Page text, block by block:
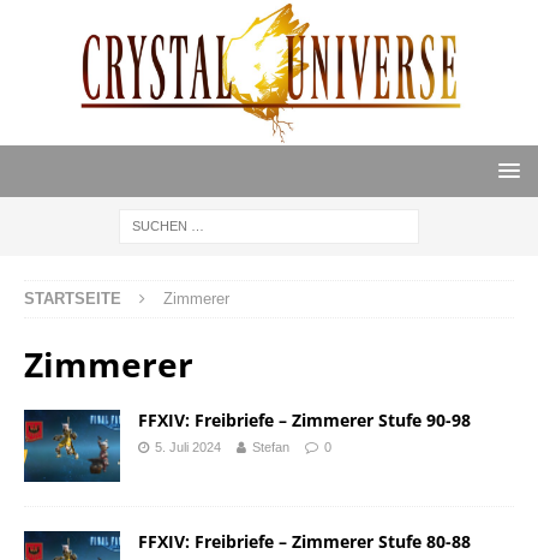
STARTSEITE Zimmerer
Zimmerer
FFXIV: Freibriefe – Zimmerer Stufe 90-98
5. Juli 2024 Stefan 0
FFXIV: Freibriefe – Zimmerer Stufe 80-88